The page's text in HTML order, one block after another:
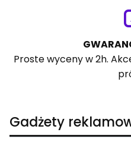
Proste wyceny w 2h.
Gadżety